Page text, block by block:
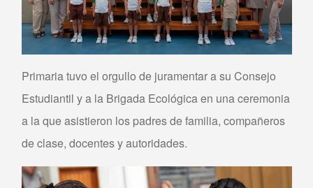
Primaria tuvo el orgullo de juramentar a su Consejo
Estudiantil y a la Brigada Ecológica en una ceremonia
a la que asistieron los padres de familia, compañeros
de clase, docentes y autoridades.